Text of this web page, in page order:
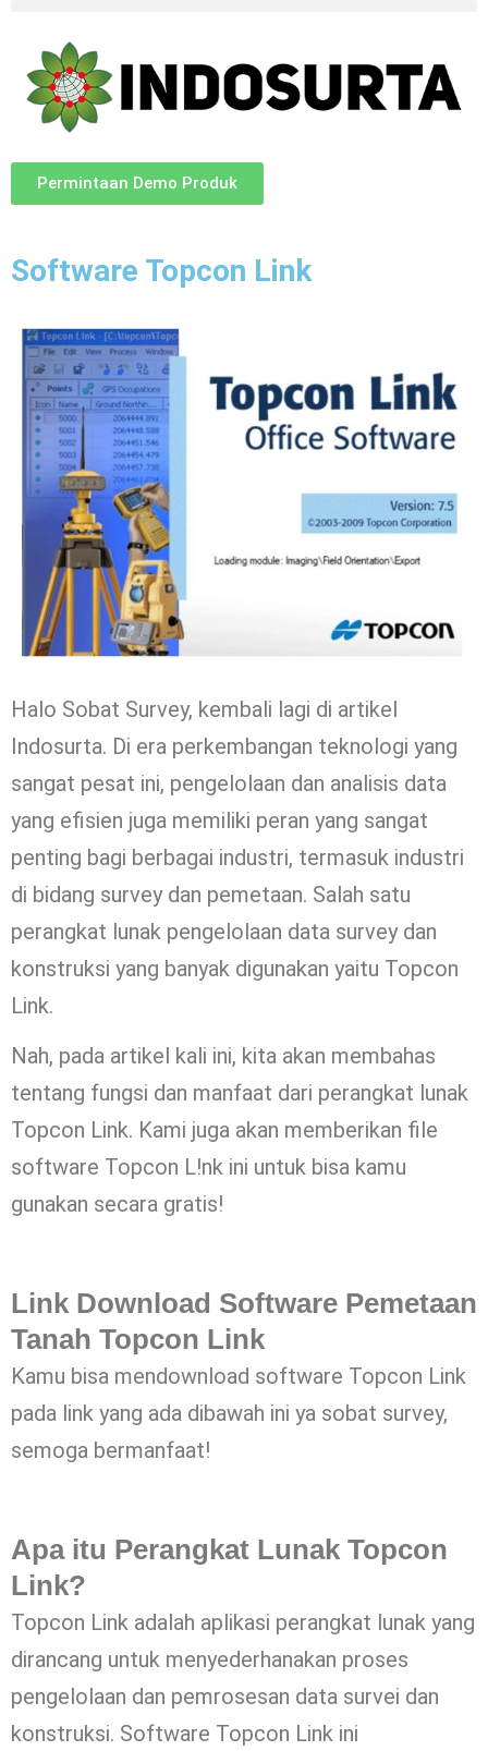
Permintaan Demo Produk
Software Topcon Link
Halo Sobat Survey, kembali lagi di artikel
Indosurta. Di era perkembangan teknologi yang
sangat pesat ini, pengelolaan dan analisis data
yang efisien juga memiliki peran yang sangat
penting bagi berbagai industri, termasuk industri
di bidang survey dan pemetaan. Salah satu
perangkat lunak pengelolaan data survey dan
konstruksi yang banyak digunakan yaitu Topcon
Link.
Nah, pada artikel kali ini, kita akan membahas
tentang fungsi dan manfaat dari perangkat lunak
Topcon Link. Kami juga akan memberikan file
software Topcon L!nk ini untuk bisa kamu
gunakan secara gratis!
Link Download Software Pemetaan
Tanah Topcon Link
Kamu bisa mendownload software Topcon Link
pada link yang ada dibawah ini ya sobat survey,
semoga bermanfaat!
Apa itu Perangkat Lunak Topcon
Link?
Topcon Link adalah aplikasi perangkat lunak yang
dirancang untuk menyederhanakan proses
pengelolaan dan pemrosesan data survei dan
konstruksi. Software Topcon Link ini